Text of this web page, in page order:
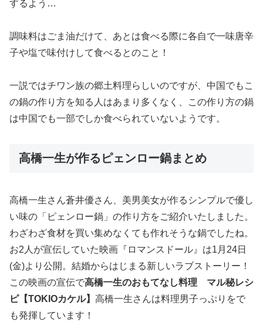
するよう…
調味料はごま油だけて、あとは食べる際に各自で一味唐辛
子や塩で味付けして食べるとのこと！
一説ではチワン族の郷土料理らしいのですが、中国でもこ
の鍋の作り方を知る人はあまり多くなく、この作り方の鍋
は中国でも一部でしか食べられていないようです。
高橋一生が作るピェンロー鍋まとめ
高橋一生さん蒼井優さん、美男美女が作るシンプルで優し
い味の「ピェンロー鍋」の作り方をご紹介いたしました。
わざわざ食材を買い集めなくても作れそうな鍋でしたね。
お2人が宣伝していた映画『ロマンスドール』は1月24日
(金)より公開。結婚からはじまる新しいラブストーリー！
この映画の宣伝で高橋一生のおもてなし料理 マル秘レシ
ピ【TOKIOカケル】 高橋一生さんは料理男子っぷりをで
も発揮しています！